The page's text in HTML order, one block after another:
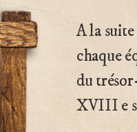
A la
chaque
du
XVIII e